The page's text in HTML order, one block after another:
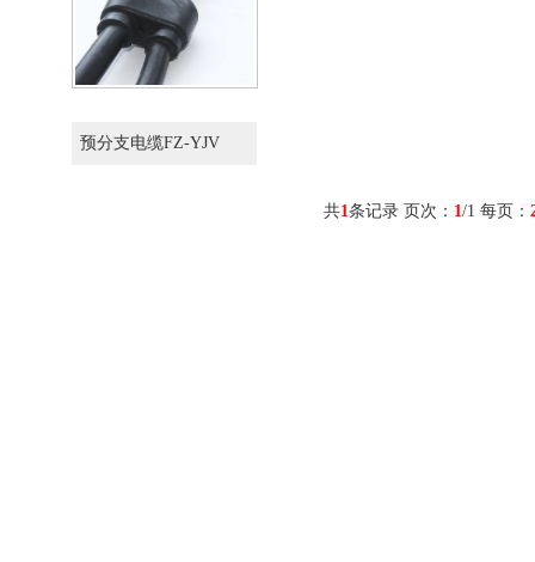
预分支电缆FZ-YJV
共1条记录 页次： 1/1 每页：